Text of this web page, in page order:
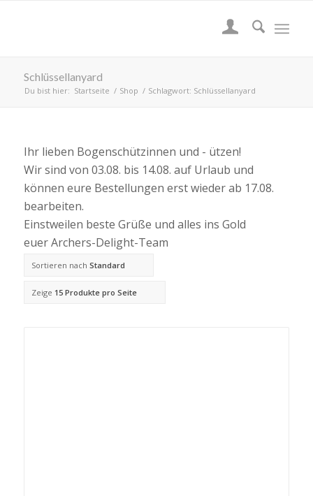
Schlüssellanyard
Du bist hier: Startseite / Shop / Schlagwort: Schlüssellanyard
Ihr lieben Bogenschützinnen und - ützen!
Wir sind von 03.08. bis 14.08. auf Urlaub und
können eure Bestellungen erst wieder ab 17.08.
bearbeiten.
Einstweilen beste Grüße und alles ins Gold
euer Archers-Delight-Team
Sortieren nach Standard
Zeige 15 Produkte pro Seite